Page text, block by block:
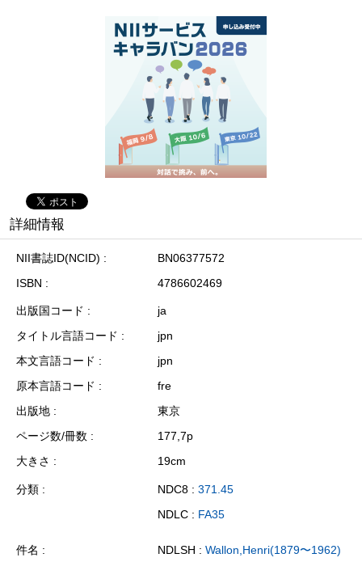
詳細情報
NII書誌ID(NCID)
BN06377572
ISBN
4786602469
出版国コード
ja
タイトル言語コード
jpn
本文言語コード
jpn
原本言語コード
fre
出版地
東京
ページ数/冊数
177,7p
大きさ
19cm
分類 NDC8 : 371.45
NDLC : FA35
件名 NDLSH : Wallon,Henri(1879〜1962)